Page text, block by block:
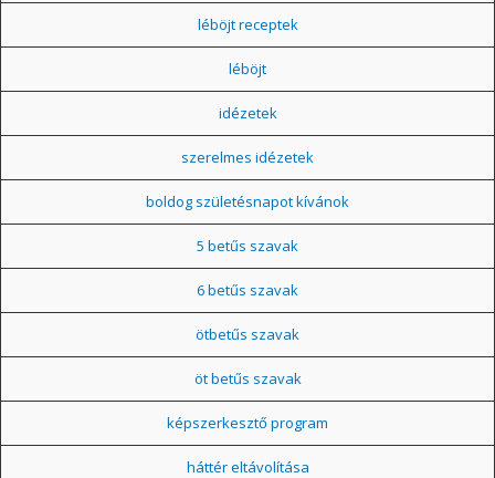
léböjt receptek
léböjt
idézetek
szerelmes idézetek
boldog születésnapot kívánok
5 betűs szavak
6 betűs szavak
ötbetűs szavak
öt betűs szavak
képszerkesztő program
háttér eltávolítása